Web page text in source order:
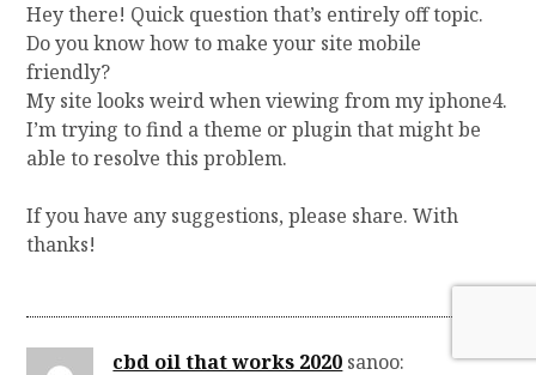
Hey there! Quick question that’s entirely off topic.
Do you know how to make your site mobile
friendly?
My site looks weird when viewing from my iphone4.
I’m trying to find a theme or plugin that might be
able to resolve this problem.
If you have any suggestions, please share. With
thanks!
cbd oil that works 2020 sanoo: